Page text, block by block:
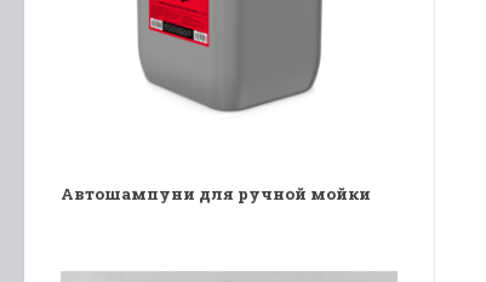
Автошампуни для ручной мойки